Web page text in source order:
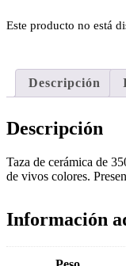
Este producto no está
Descripción
Descripción
Taza de cerámica de
de vivos colores.
Información